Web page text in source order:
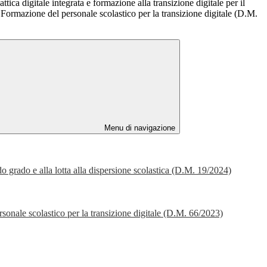
digitale integrata e formazione alla transizione digitale per il
del personale scolastico per la transizione digitale (D.M.
Menu di navigazione
grado e alla lotta alla dispersione scolastica (D.M. 19/2024)
scolastico per la transizione digitale (D.M. 66/2023)